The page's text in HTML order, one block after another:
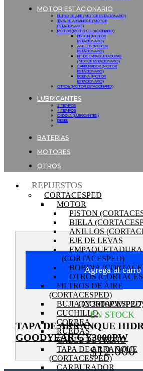
MOTOR ESTACIONARIO
FILTRO DE AIRE (MOTOR ESTACIONARIO)
TAPA DE ARRANQUE (MOTOR
ESTACIONARIO)
MOTOR (MOTOR ESTACIONARIO)
PISTON (MOTOR
ESTACIONARIO)
ANILLOS (MOTOR
ESTACIONARIO)
KIT DE EMPAQUETADURAS
(MOTOR ESTACIONARIO)
CARBURADOR (MOTOR
ESTACIONARIO)
BOBINA (MOTOR
ESTACIONARIO)
OTROS (MOTOR ESTACIONARIO)
LUBRICANTES
2 TIEMPOS
4 TIEMPOS
CADENA (LUBRICANTES)
DIESEL
BATERIAS
MOTORES
OTROS
REPUESTOS
CORTACESPED
MOTOR
PISTON
BIELA
ANILLOS
EJE DE LEVAS
(CORTACESPED)
BOBINA
OTROS
FILTROS DE AIRE
(CORTACESPED)
BUJIA
CUCHILLO
CORREA
RUEDAS
CABLE DE FRENO
TAPA DE ARRANQUE
(CORTACESPED)
CARBURADOR
Agrega al carro
GY3000PW/P2/
EN STOCK
TAPA DE ARRANQUE
GOODYEAR GY3000PW
$12.000